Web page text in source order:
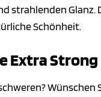
Glanz.
Schönheit.
Extra Strong
Wünschen